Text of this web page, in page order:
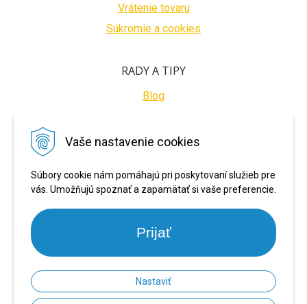
Vaše nastavenie cookies
Súbory cookie nám pomáhajú pri poskytovaní služieb pre
vás. Umožňujú spoznať a zapamätať si vaše preferencie.
Prijať
Nastaviť
Vrátenie tovaru
Súkromie a cookies
RADY A TIPY
Blog
BEZPEČNÉ PLATBY